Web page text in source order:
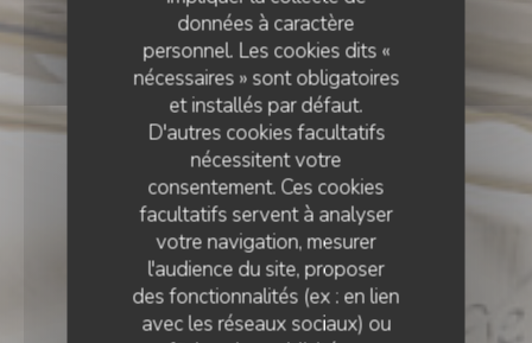
données à caractère
personnel. Les cookies dits «
nécessaires » sont obligatoires
et installés par défaut.
D'autres cookies facultatifs
nécessitent votre
consentement. Ces cookies
facultatifs servent à analyser
votre navigation, mesurer
l'audience du site, proposer
des fonctionnalités (ex : en lien
avec les réseaux sociaux) ou